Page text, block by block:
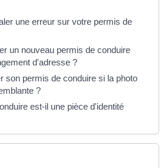
une erreur sur votre permis de
un nouveau permis de conduire
d'adresse ?
son permis de conduire si la photo
?
est-il une pièce d'identité